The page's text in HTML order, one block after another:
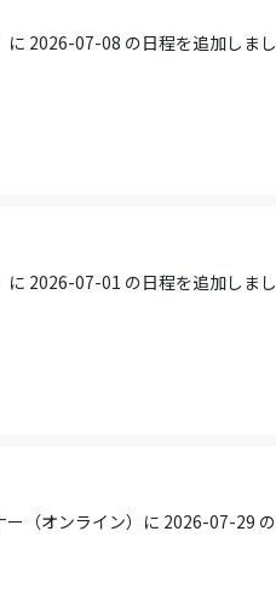
に 2026-07-08 の日程を追加しまし
に 2026-07-01 の日程を追加しまし
ー（オンライン）に 2026-07-29 の